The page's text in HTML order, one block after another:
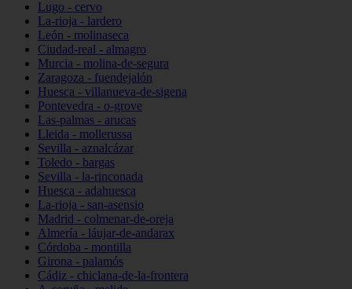
Lugo - cervo
La-rioja - lardero
León - molinaseca
Ciudad-real - almagro
Murcia - molina-de-segura
Zaragoza - fuendejalón
Huesca - villanueva-de-sigena
Pontevedra - o-grove
Las-palmas - arucas
Lleida - mollerussa
Sevilla - aznalcázar
Toledo - bargas
Sevilla - la-rinconada
Huesca - adahuesca
La-rioja - san-asensio
Madrid - colmenar-de-oreja
Almería - láujar-de-andarax
Córdoba - montilla
Girona - palamós
Cádiz - chiclana-de-la-frontera